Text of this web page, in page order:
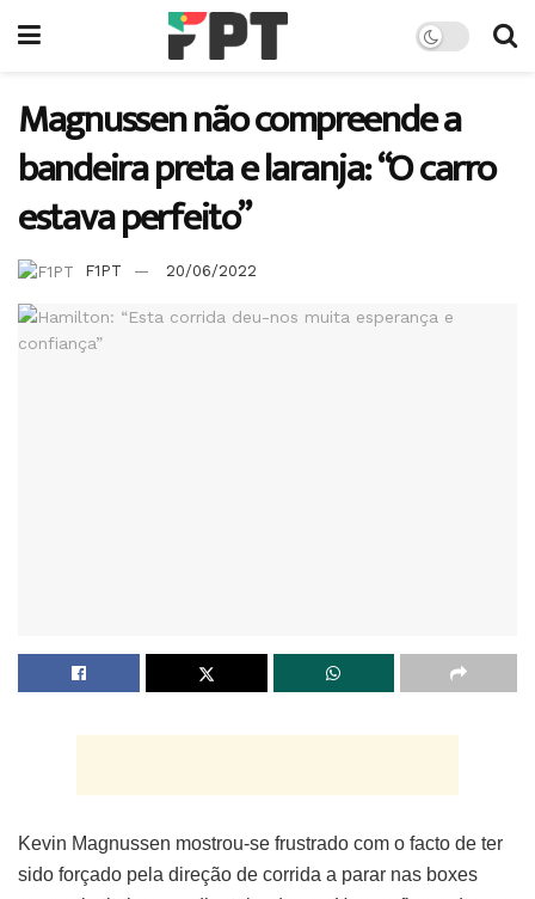
Magnussen não compreende a
bandeira preta e laranja: “O carro
estava perfeito”
F1PT 20/06/2022
Kevin Magnussen mostrou-se frustrado com o facto de ter
sido forçado pela direção de corrida a parar nas boxes